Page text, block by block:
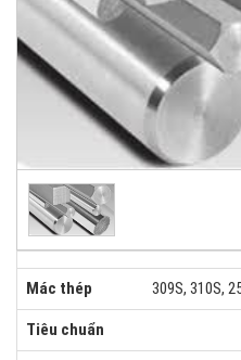
Mác thép 309S, 310S,
Tiêu chuẩn